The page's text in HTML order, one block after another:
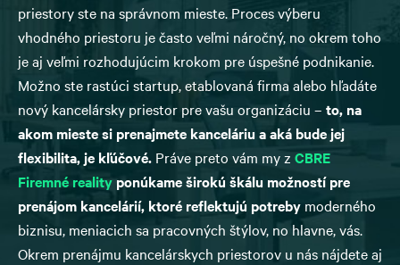
priestory ste na správnom mieste. Proces výberu
vhodného priestoru je často veľmi náročný, no okrem toho
je aj veľmi rozhodujúcim krokom pre úspešné podnikanie.
Možno ste rastúci startup, etablovaná firma alebo hľadáte
nový kancelársky priestor pre vašu organizáciu – to, na
akom mieste si prenajmete kanceláriu a aká bude jej
flexibilita, je kľúčové. Práve preto vám my z CBRE
Firemné realityponúkame širokú škálu možností pre
prenájom kancelárií, ktoré reflektujú potreby moderného
biznisu, meniacich sa pracovných štýlov, no hlavne, vás.
Okrem prenájmu kancelárskych priestorov u nás nájdete aj